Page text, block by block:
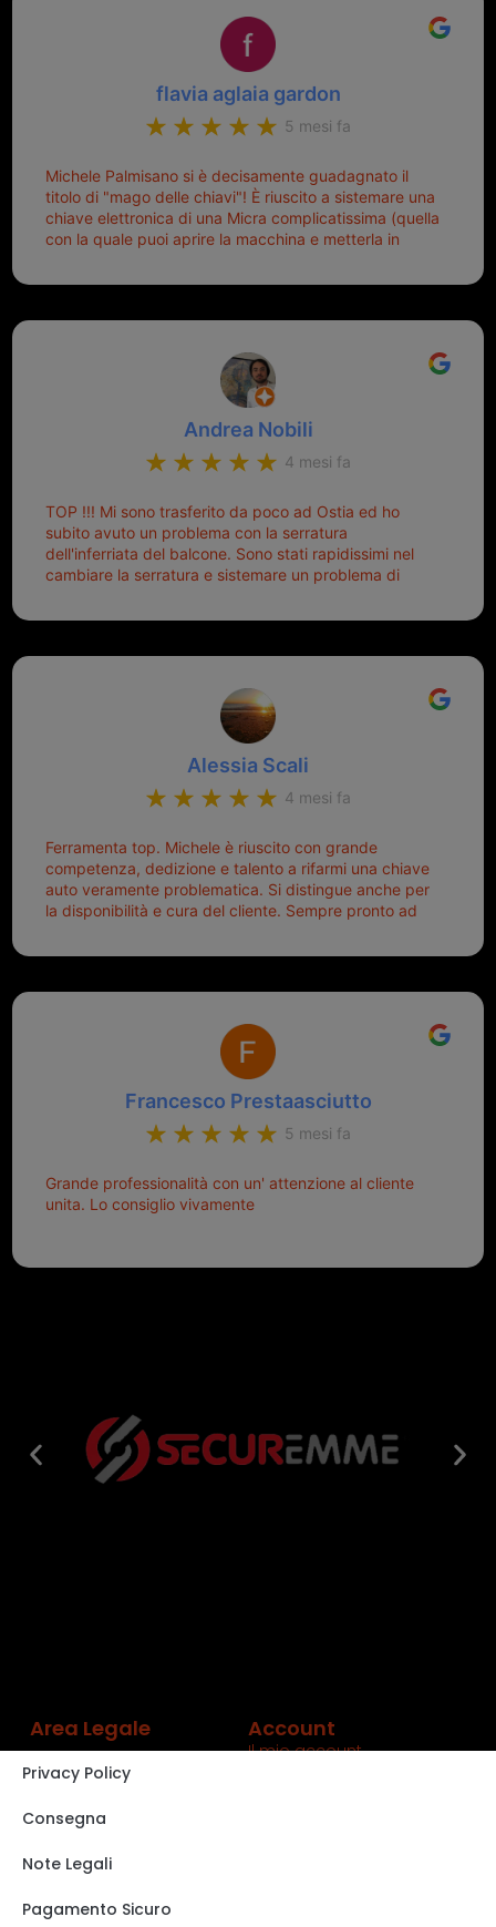
flavia aglaia gardon
5 mesi fa
Michele Palmisano si è decisamente guadagnato il
titolo di "mago delle chiavi"! È riuscito a sistemare una
chiave elettronica di una Micra complicatissima (quella
con la quale puoi aprire la macchina e metterla in
pronta per la pattumiera... Avevo passato mesi con le
il coperchietto, la chiave era fissata con un filo di
che non ti staccasse la chiave dal blocchetto e
talvolta non faceva bene il contatto nel quadro e
bisognava armeggiare un po', praticamente entrare e
mettere in moto era un terno al Lotto; ormai pensavo
di dover prendere un mutuo per ricomprarle alla
Nissan... e invece ho scoperto che la Ferramenta
tutti i tipi. Adesso che ho la mia fiammante chiave
nuova (solo la chiave, perché la macchina è rimasta
quella di prima), ogni volta che salgo in macchina, il
mio pensiero va subito a Michele perché non dover
mette di buon umore, e ti fa cominciare bene la
lo consiglio a chiunque debba duplicare una chiave
Andrea Nobili
4 mesi fa
TOP !!! Mi sono trasferito da poco ad Ostia ed ho
subito avuto un problema con la serratura
dell'inferriata del balcone. Sono stati rapidissimi nel
cambiare la serratura e sistemare un problema di
onesto evitando spese ben più esose. Competenti,
un punto di riferimento per situazioni di questo tipo
Alessia Scali
4 mesi fa
Ferramenta top. Michele è riuscito con grande
competenza, dedizione e talento a rifarmi una chiave
auto veramente problematica. Si distingue anche per
la disponibilità e cura del cliente. Sempre pronto ad
Francesco Prestaasciutto
5 mesi fa
Grande professionalità con un' attenzione al cliente
unita. Lo consiglio vivamente
Area Legale
Privacy Policy
Consegna
Note Legali
Pagamento Sicuro
Account
Il mio account
VISITA IL NOSTRO